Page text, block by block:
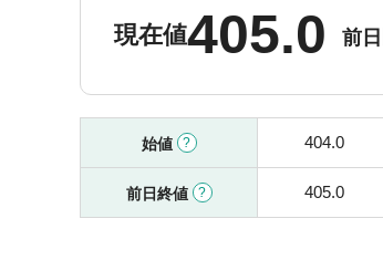
現在値405.0 前
始値 404.0
前日終値 405.0